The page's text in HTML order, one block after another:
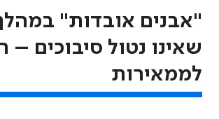
"אבנים אובדות"
שאינו נטול סיבוכים
לממאירות